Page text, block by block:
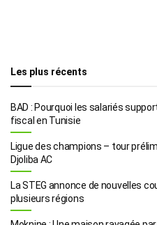
Les plus récents
BAD : Pourquoi les salariés
fiscal en Tunisie
Ligue des champions – tour
Djoliba AC
La STEG annonce de nouvelles
plusieurs régions